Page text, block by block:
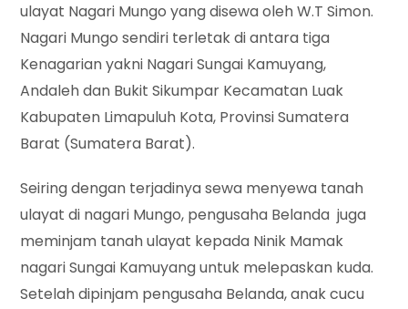
ulayat Nagari Mungo yang disewa oleh W.T Simon.
Nagari Mungo sendiri terletak di antara tiga
Kenagarian yakni Nagari Sungai Kamuyang,
Andaleh dan Bukit Sikumpar Kecamatan Luak
Kabupaten Limapuluh Kota, Provinsi Sumatera
Barat (Sumatera Barat).
Seiring dengan terjadinya sewa menyewa tanah
ulayat di nagari Mungo, pengusaha Belanda juga
meminjam tanah ulayat kepada Ninik Mamak
nagari Sungai Kamuyang untuk melepaskan kuda.
Setelah dipinjam pengusaha Belanda, anak cucu